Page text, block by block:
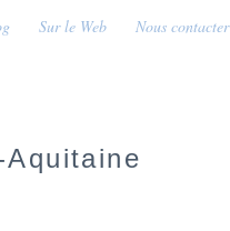
Sur le Web Nous contacter